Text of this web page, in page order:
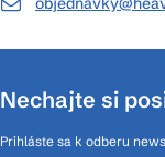
Nechajte si
Prihláste sa k odberu